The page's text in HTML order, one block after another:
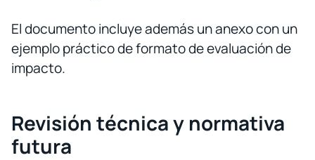
El documento incluye además un anexo con un
ejemplo práctico de formato de evaluación de
impacto.
Revisión técnica y normativa
futura